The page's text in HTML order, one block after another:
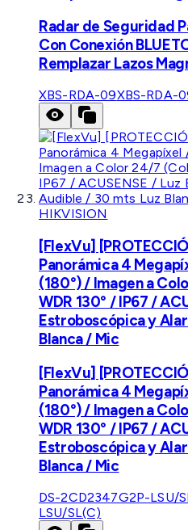
Radar de Seguridad
Con Conexión
Remplazar Lazos
XBS-RDA-09XBS-RDA-
HIKVISION
[FlexVu]
Panorámica 4
(180°) / Imagen a
WDR 130° / IP67 /
Estroboscópica y
Blanca / Mic
[FlexVu]
Panorámica 4
(180°) / Imagen a
WDR 130° / IP67 /
Estroboscópica y
Blanca / Mic
DS-2CD2347G2P-LSU/
LSU/SL(C)